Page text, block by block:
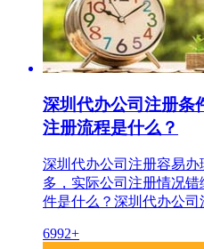
深圳代办公司注册条
注册流程是什么？
深圳代办公司注册容易
多，实际公司注册情况
件是什么？深圳代办公司
6992+